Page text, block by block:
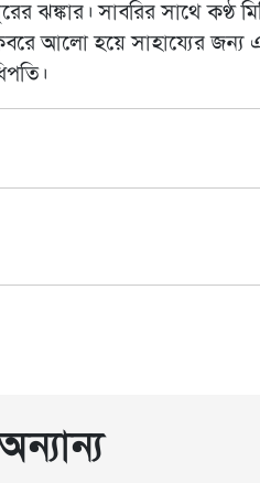
ঝঙ্কার। সাবরির সাথে কণ্ঠ
আলো হয়ে সাহায্যের জন্য